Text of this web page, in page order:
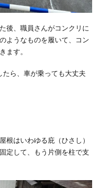
後、職員さんがコンクリに
ようなものを履いて、コン
ます。
たら、車が乗っても大丈夫
根はいわゆる庇（ひさし）
定して、もう片側を柱で支